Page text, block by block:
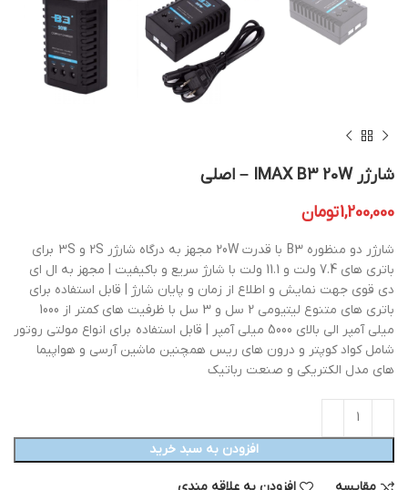
شارژر IMAX B3 20W – اصلی
1,200,000تومان
شارژر دو منظوره B3 با قدرت 20W مجهز به درگاه شارژر 2S و 3S برای
باتری های 7.4 ولت و 11.1 ولت با شارژ سریع و باکیفیت | مجهز به ال ای
دی قوی جهت نمایش و اطلاع از زمان و پایان شارژ | قابل استفاده برای
باتری های متنوع لیتیومی 2 سل و 3 سل با ظرفیت های کمتر از 1000
میلی آمپر الی بالای 5000 میلی آمپر | قابل استفاده برای انواع مولتی روتور
شامل کواد کوپتر و درون های ریس همچنین ماشین آرسی و هواپیما
های مدل الکتریکی و صنعت رباتیک
افزودن به سبد خرید